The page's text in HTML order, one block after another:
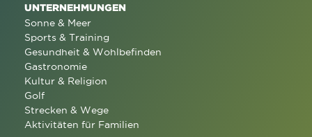
UNTERNEHMUNGEN
Sonne & Meer
Sports & Training
Gesundheit & Wohlbefinden
Gastronomie
Kultur & Religion
Golf
Strecken & Wege
Aktivitäten für Familien